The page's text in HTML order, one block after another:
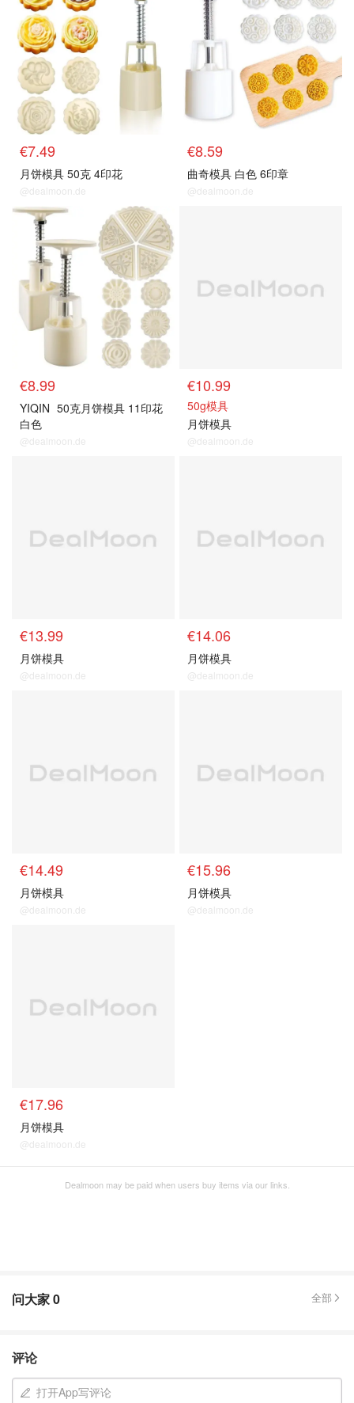
€7.49
月饼模具 50克 4印花
@dealmoon.de
€8.59
曲奇模具 白色 6印章
@dealmoon.de
€8.99
YIQIN 50克月饼模具 11印花
白色
@dealmoon.de
€10.99
50g模具
月饼模具
@dealmoon.de
€13.99
月饼模具
@dealmoon.de
€14.06
月饼模具
@dealmoon.de
€14.49
月饼模具
@dealmoon.de
€15.96
月饼模具
@dealmoon.de
€17.96
月饼模具
@dealmoon.de
Dealmoon may be paid when users buy items via our links.
问大家0 全部
评论
打开App写评论